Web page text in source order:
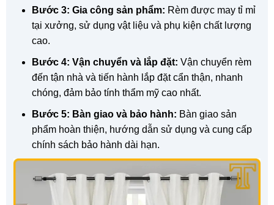
Bước 3: Gia công sản phẩm: Rèm được may tỉ mỉ
tại xưởng, sử dụng vật liệu và phụ kiện chất lượng
cao.
Bước 4: Vận chuyển và lắp đặt: Vận chuyển rèm
đến tận nhà và tiến hành lắp đặt cẩn thận, nhanh
chóng, đảm bảo tính thẩm mỹ cao nhất.
Bước 5: Bàn giao và bảo hành: Bàn giao sản
phẩm hoàn thiện, hướng dẫn sử dụng và cung cấp
chính sách bảo hành dài hạn.